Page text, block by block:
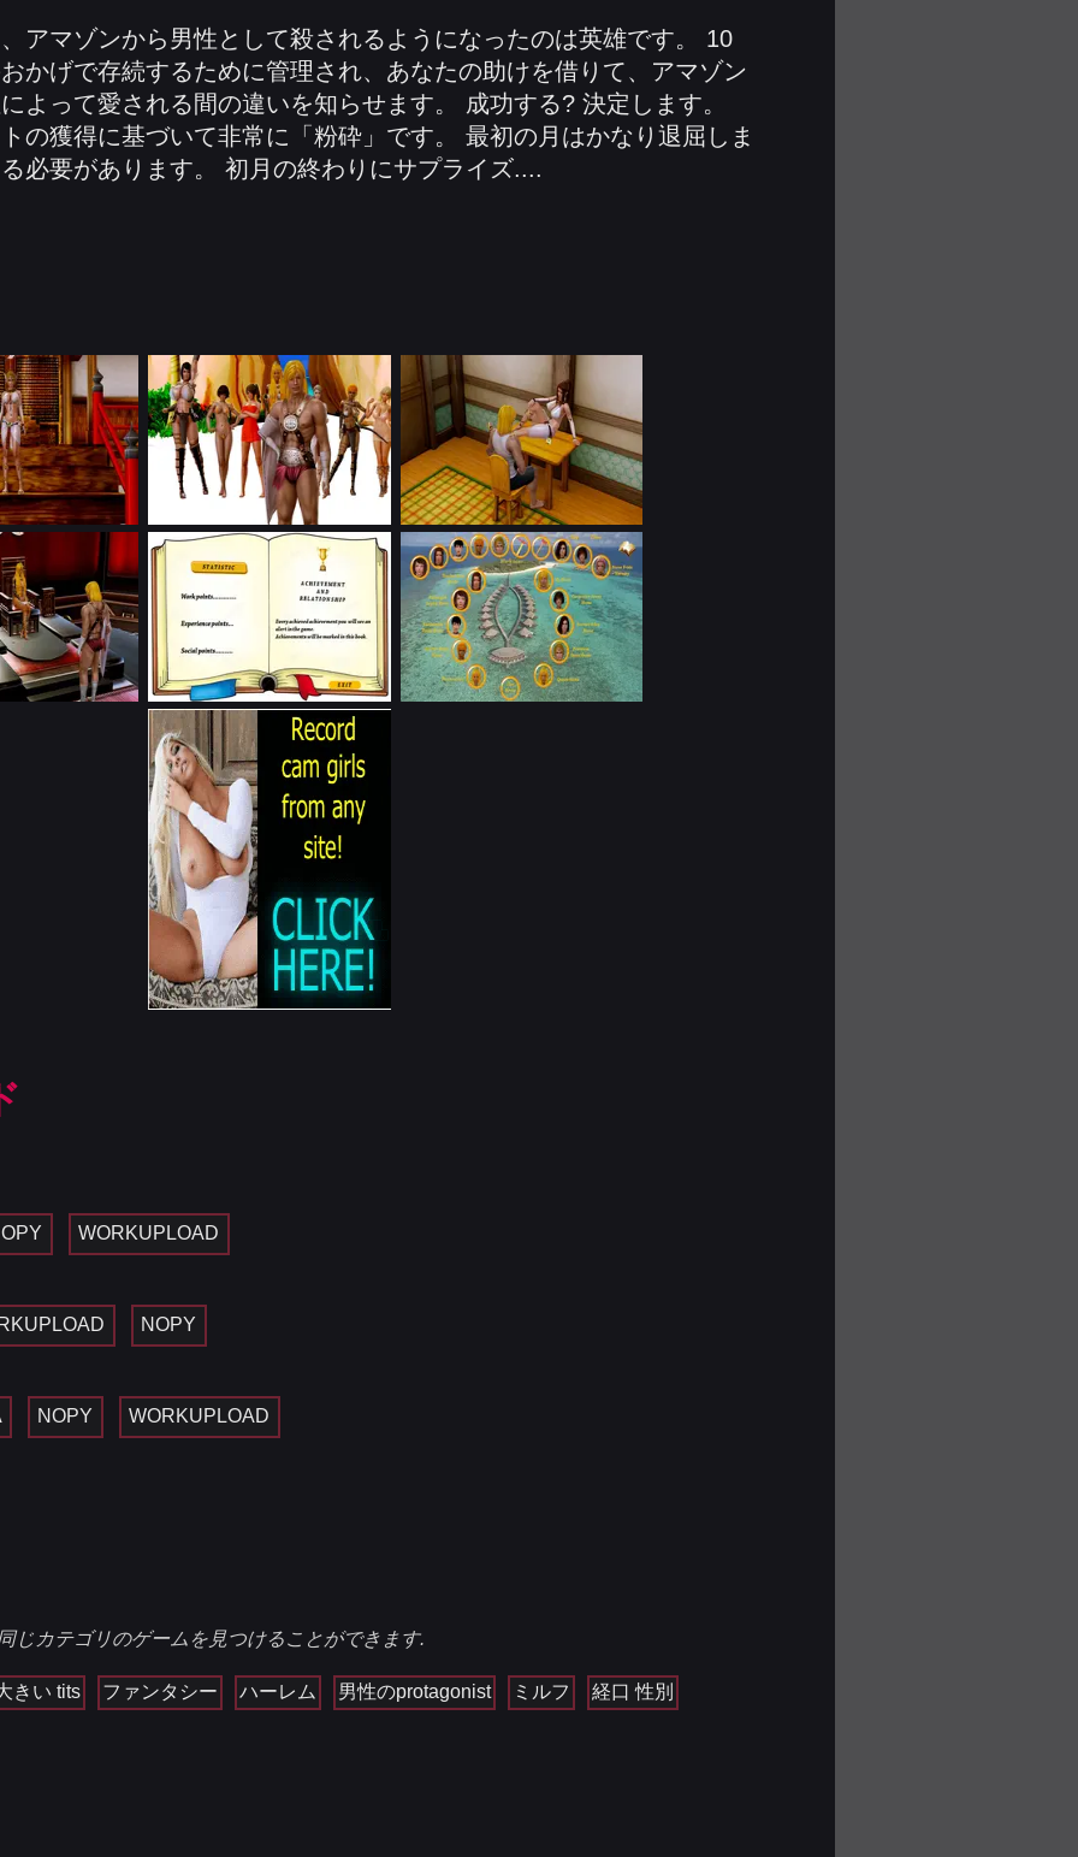
アマゾンから男性として殺されるようになったのは英雄です。 10
かげで存続するために管理され、あなたの助けを借りて、アマゾン
よって愛される間の違いを知らせます。 成功する? 決定します。
の獲得に基づいて非常に「粉砕」です。 最初の月はかなり退屈しま
必要があります。 初月の終わりにサプライズ....
WORKUPLOAD
NOPY
NOPY WORKUPLOAD
じカテゴリのゲームを見つけることができます.
きい tits ファンタシー ハーレム 男性のprotagonist ミルフ 経口 性別